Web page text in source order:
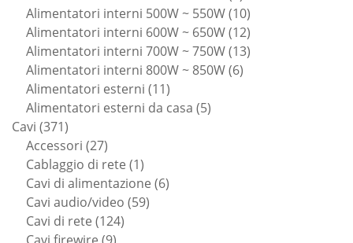
prodotto
Alimentatori interni 500W ~ 550W 1010
prodotti
Alimentatori interni 600W ~ 650W 1212
prodotti
Alimentatori interni 700W ~ 750W 1313
Alimentatori interni 800W ~ 850W 66
Alimentatori esterni 1111
prodotti
Alimentatori esterni da casa 55
Cavi 371371
prodotti
Accessori 2727
prodotti
Cablaggio di rete 11
prodotto
Cavi di alimentazione 66
Cavi audio/video 5959
Cavi di rete 124124
9